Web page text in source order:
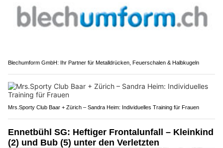
Blechumform GmbH: Ihr Partner für Metalldrücken, Feuerschalen & Halbkugeln
Mrs.Sporty Club Baar + Zürich – Sandra Heim: Individuelles Training für Frauen
Ennetbühl SG: Heftiger Frontalunfall – Kleinkind
(2) und Bub (5) unter den Verletzten